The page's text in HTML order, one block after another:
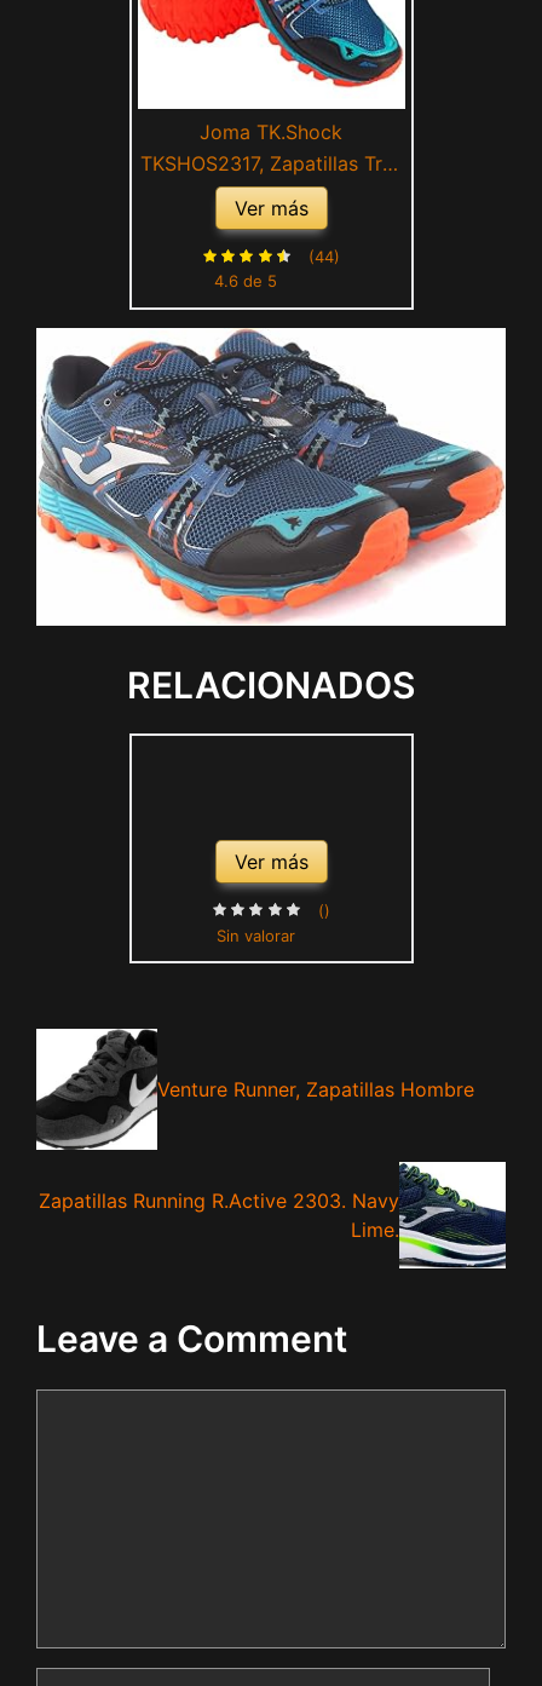
Joma TK.Shock
TKSHOS2317, Zapatillas Trail
Running para Hombre Azul
(Numeric_45)
Ver más
4.6 de 5
(44)
RELACIONADOS
Ver más
Sin valorar
()
Venture Runner, Zapatillas Hombre
Zapatillas Running R.Active 2303. Navy
Lime.
Leave a Comment